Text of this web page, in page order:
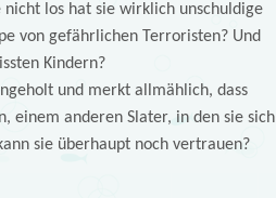
los hat sie wirklich unschuldige
von gefährlichen Terroristen? Und
Kindern?
und merkt allmählich, dass
einem anderen Slater, in den sie sich
sie überhaupt noch vertrauen?